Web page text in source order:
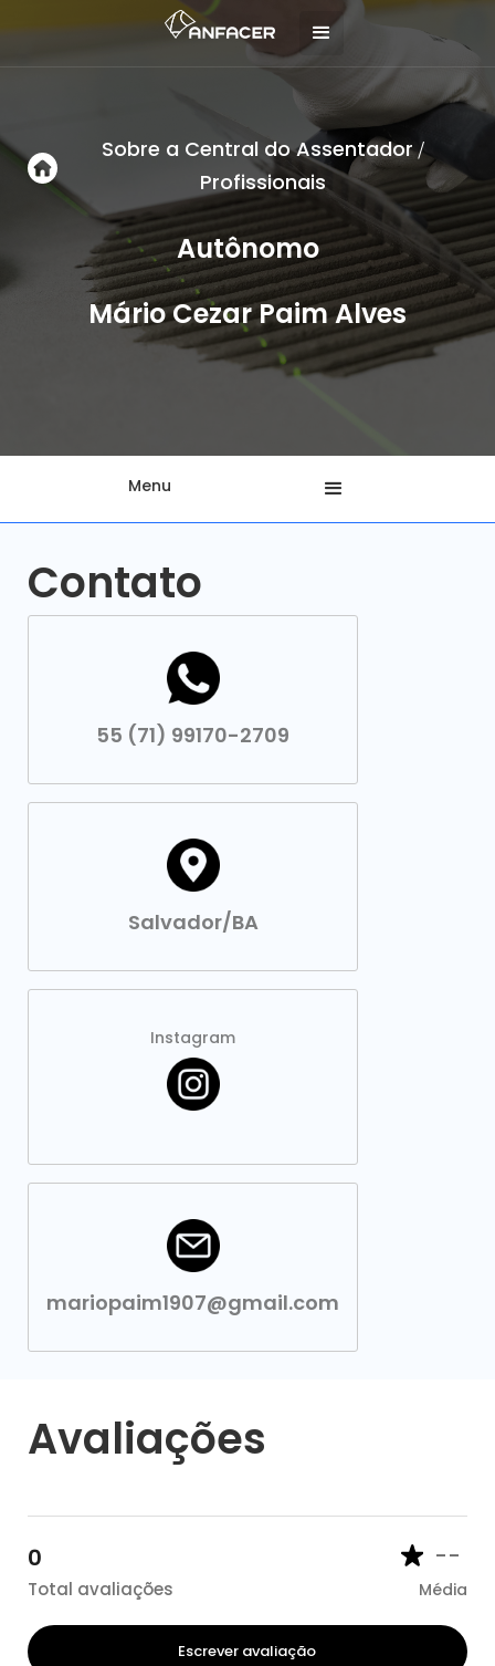
Sobre a Central do Assentador/
Profissionais
Autônomo
Mário Cezar Paim Alves
Menu
Contato
55 (71) 99170-2709
Salvador/BA
Instagram
mariopaim1907@gmail.com
Avaliações
0
Total avaliações
--
Média
Escrever avaliação